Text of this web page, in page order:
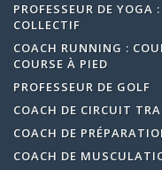
PROFESSEUR DE
COLLECTIF
COACH RUNNING :
COURSE À PIED
PROFESSEUR DE GOLF
COACH DE CIRCUIT
COACH DE
COACH DE